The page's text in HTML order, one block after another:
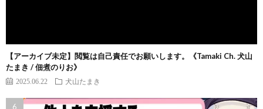
【アーカイブ未定】閲覧は自己責任でお願いします。《Tamaki Ch. 犬山
たまき / 佃煮のりお》
2025.06.22 犬山たまき